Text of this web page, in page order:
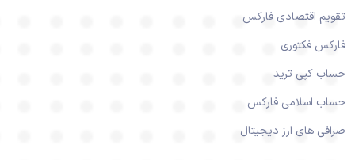
تقویم اقتصادی فارکس
فارکس فکتوری
حساب کپی ترید
حساب اسلامی فارکس
صرافی های ارز دیجیتال